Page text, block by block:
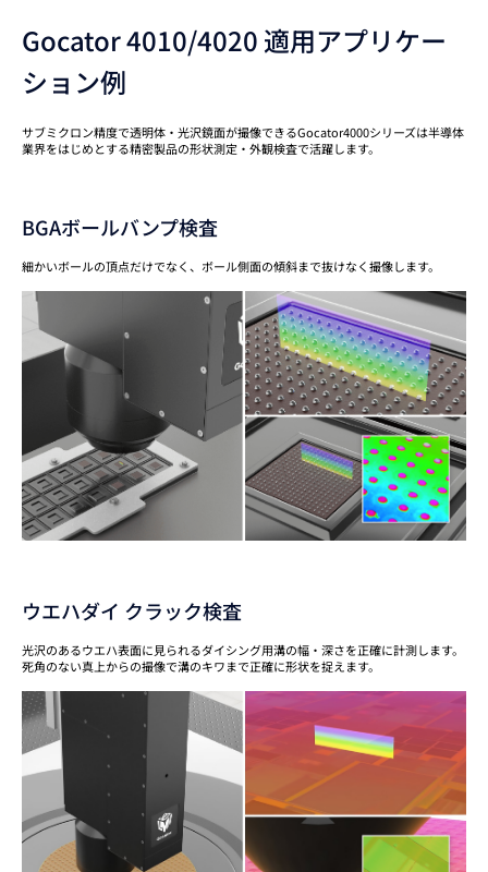
Gocator 4010/4020 適用アプリケー
ション例
サブミクロン精度で透明体・光沢鏡面が撮像できるGocator4000シリーズは半導体
業界をはじめとする精密製品の形状測定・外観検査で活躍します。
BGAボールバンプ検査
細かいボールの頂点だけでなく、ボール側面の傾斜まで抜けなく撮像します。
ウエハダイ クラック検査
光沢のあるウエハ表面に見られるダイシング用溝の幅・深さを正確に計測します。
死角のない真上からの撮像で溝のキワまで正確に形状を捉えます。